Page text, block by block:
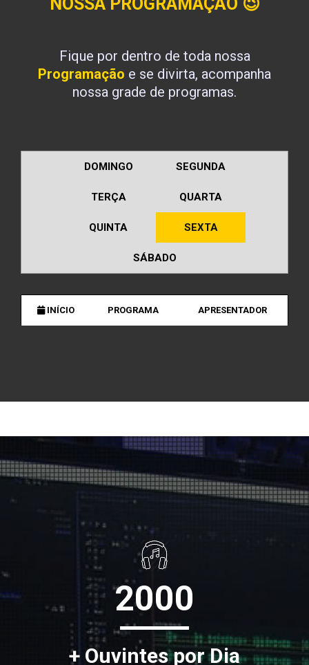
Fique por dentro de toda nossa
Programação e se divirta, acompanha
nossa grade de programas.
DOMINGO SEGUNDA
TERÇA QUARTA
QUINTA SEXTA
SÁBADO
INÍCIO PROGRAMA APRESENTADOR
2000
+ Ouvintes por Dia